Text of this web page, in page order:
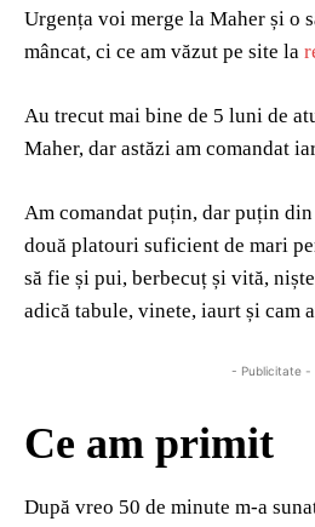
Urgența voi merge la Maher și o
mâncat, ci ce am văzut pe site la
Au trecut mai bine de 5 luni de
Maher, dar astăzi am comandat
Am comandat puțin, dar puțin
două platouri suficient de mari
să fie și pui, berbecuț și vită,
adică tabule, vinete, iaurt și cam
- Publicitate -
Ce am primit
După vreo 50 de minute m-a